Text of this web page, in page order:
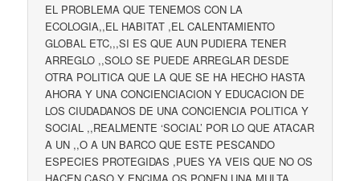
EL PROBLEMA QUE TENEMOS CON LA
ECOLOGIA,,EL HABITAT ,EL CALENTAMIENTO
GLOBAL ETC,,,SI ES QUE AUN PUDIERA TENER
ARREGLO ,,SOLO SE PUEDE ARREGLAR DESDE
OTRA POLITICA QUE LA QUE SE HA HECHO HASTA
AHORA Y UNA CONCIENCIACION Y EDUCACION DE
LOS CIUDADANOS DE UNA CONCIENCIA POLITICA Y
SOCIAL ,,REALMENTE ‘SOCIAL’ POR LO QUE ATACAR
A UN ,,O A UN BARCO QUE ESTE PESCANDO
ESPECIES PROTEGIDAS ,PUES YA VEIS QUE NO OS